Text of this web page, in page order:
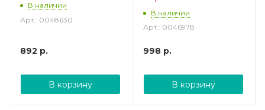
В наличии
Арт.: 0048630
892 р.
В корзину
В наличии
Арт.: 0046978
998р.
В корзину